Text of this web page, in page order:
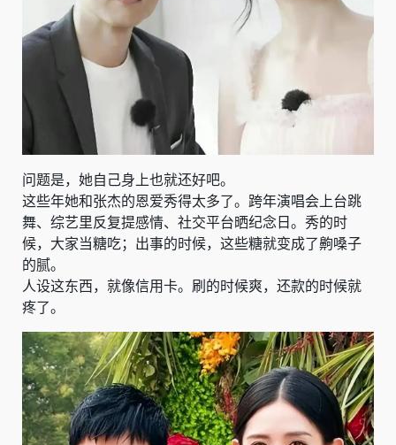
问题是，她自己身上也就还好吧。
这些年她和张杰的恩爱秀得太多了。跨年演唱会上台跳
舞、综艺里反复提感情、社交平台晒纪念日。秀的时
候，大家当糖吃；出事的时候，这些糖就变成了齁嗓子
的腻。
人设这东西，就像信用卡。刷的时候爽，还款的时候就
疼了。